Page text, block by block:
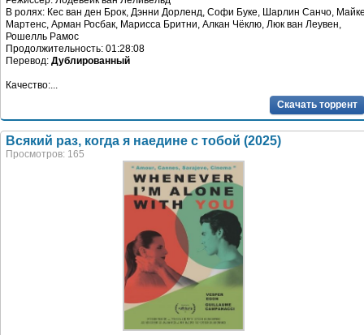
В ролях: Кес ван ден Брок, Дэнни Дорленд, Софи Буке, Шарлин Санчо,
Мартенс, Арман Росбак, Марисса Бритни, Алкан Чёклю, Люк ван Леувен,
Рошелль Рамос
Продолжительность: 01:28:08
Перевод: Дублированный
Качество:...
Скачать торрент
Всякий раз, когда я наедине с тобой (2025)
Просмотров: 165